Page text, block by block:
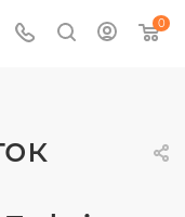
0